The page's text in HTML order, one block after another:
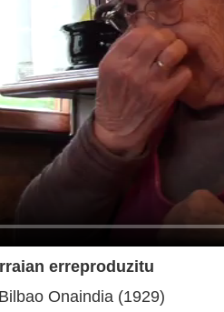
erreproduzitu
Onaindia (1929)